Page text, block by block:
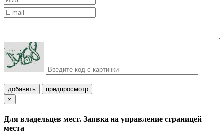
добавить
предпросмотр
×
Для владельцев мест. Заявка на управление страницей
места